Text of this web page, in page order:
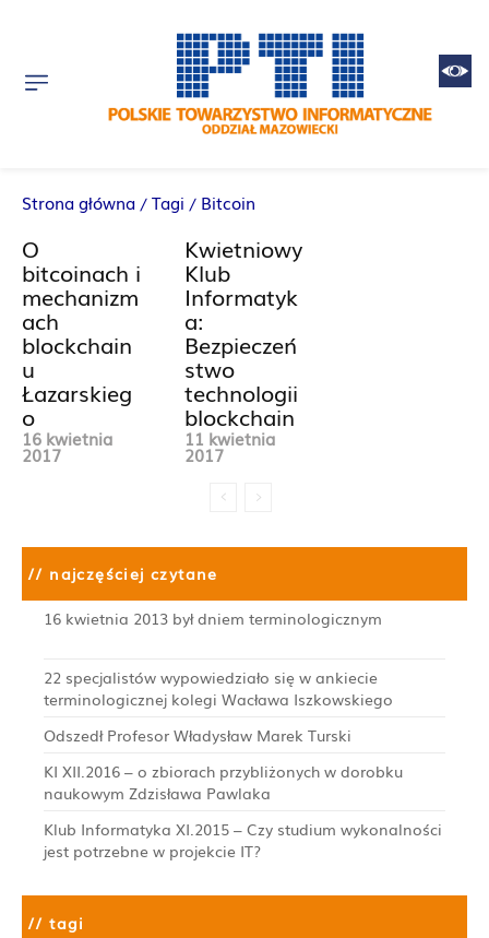
Strona główna Tagi Bitcoin
O
bitcoinach i
mechanizm
ach
blockchain
u
Łazarskieg
o
16 kwietnia
2017
Kwietniowy
Klub
Informatyk
a:
Bezpieczeń
stwo
technologii
blockchain
11 kwietnia
2017
// najczęściej czytane
16 kwietnia 2013 był dniem terminologicznym
22 specjalistów wypowiedziało się w ankiecie
terminologicznej kolegi Wacława Iszkowskiego
Odszedł Profesor Władysław Marek Turski
KI XII.2016 – o zbiorach przybliżonych w dorobku
naukowym Zdzisława Pawlaka
Klub Informatyka XI.2015 – Czy studium wykonalności
jest potrzebne w projekcie IT?
// tagi